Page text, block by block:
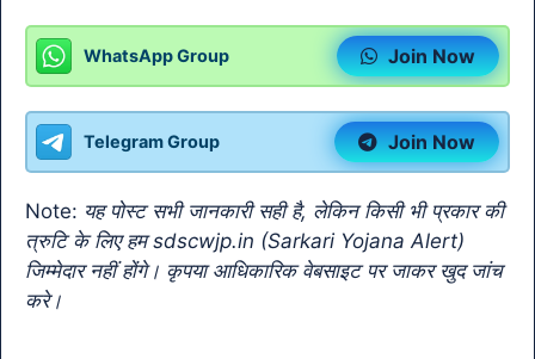
c
e
b
o
o
k
at
s
A
p
p
e
gr
a
m
er
ai
l
p
y
Li
n
k
o
gl
e
Tr
a
n
sl
WhatsApp Group Join Now
Telegram Group Join Now
Note: यह पोस्ट सभी जानकारी सही है, लेकिन किसी भी प्रकार की
त्रुटि के लिए हम sdscwjp.in (Sarkari Yojana Alert)
जिम्मेदार नहीं होंगे। कृपया आधिकारिक वेबसाइट पर जाकर खुद जांच
करे।